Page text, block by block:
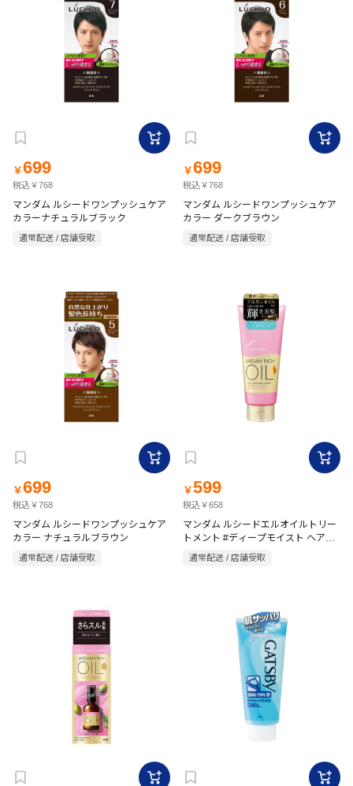
￥699
税込￥768
マンダム ルシードワンプッシュケア
カラーナチュラルブラック
通常配送 / 店舗受取
￥699
税込￥768
マンダム ルシードワンプッシュケア
カラー ダークブラウン
通常配送 / 店舗受取
￥699
税込￥768
マンダム ルシードワンプッシュケア
カラー ナチュラルブラウン
通常配送 / 店舗受取
￥599
税込￥658
マンダム ルシードエルオイルトリー
トメント #ディープモイスト ヘアク
リーム 150g フローラル
通常配送 / 店舗受取